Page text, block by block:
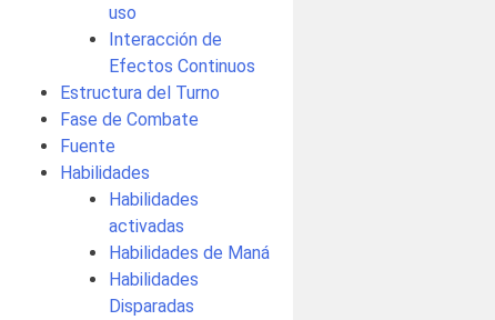
uso
Interacción de
Efectos Continuos
Estructura del Turno
Fase de Combate
Fuente
Habilidades
Habilidades
activadas
Habilidades de Maná
Habilidades
Disparadas